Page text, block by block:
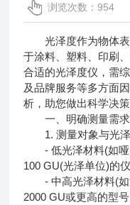
浏览次数：954
光泽度作为物体表
于涂料、塑料、印刷
合适的光泽度仪，需
及品牌服务等多方面
析，助您做出科学决策
一、明确测量需求
1. 测量对象与光泽
- 低光泽材料(如哑
100 GU(光泽单位)的
- 中高光泽材料(如
2000 GU或更高的型